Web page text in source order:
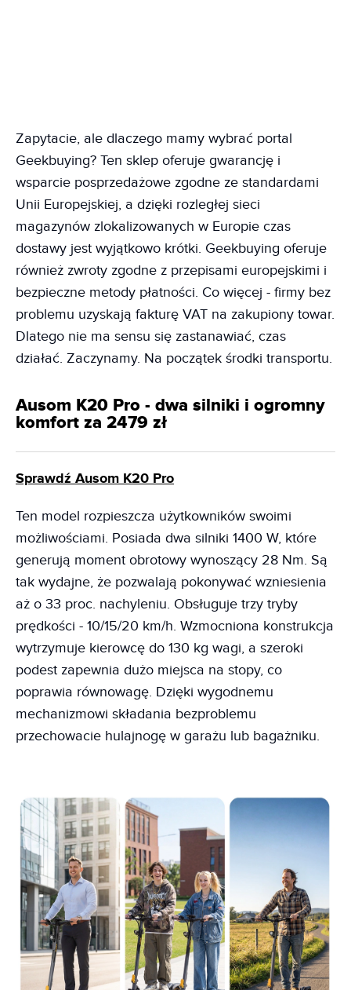
Zapytacie, ale dlaczego mamy wybrać portal
Geekbuying? Ten sklep oferuje gwarancję i
wsparcie posprzedażowe zgodne ze standardami
Unii Europejskiej, a dzięki rozległej sieci
magazynów zlokalizowanych w Europie czas
dostawy jest wyjątkowo krótki. Geekbuying oferuje
również zwroty zgodne z przepisami europejskimi i
bezpieczne metody płatności. Co więcej - firmy bez
problemu uzyskają fakturę VAT na zakupiony towar.
Dlatego nie ma sensu się zastanawiać, czas
działać. Zaczynamy. Na początek środki transportu.
Ausom K20 Pro - dwa silniki i ogromny
komfort za 2479 zł
Sprawdź Ausom K20 Pro
Ten model rozpieszcza użytkowników swoimi
możliwościami. Posiada dwa silniki 1400 W, które
generują moment obrotowy wynoszący 28 Nm. Są
tak wydajne, że pozwalają pokonywać wzniesienia
aż o 33 proc. nachyleniu. Obsługuje trzy tryby
prędkości - 10/15/20 km/h. Wzmocniona konstrukcja
wytrzymuje kierowcę do 130 kg wagi, a szeroki
podest zapewnia dużo miejsca na stopy, co
poprawia równowagę. Dzięki wygodnemu
mechanizmowi składania bezproblemu
przechowacie hulajnogę w garażu lub bagażniku.